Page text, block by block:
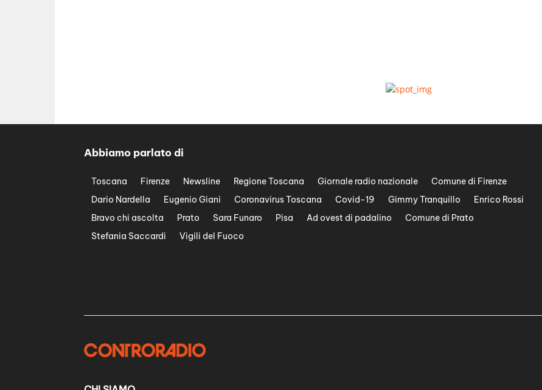
Abbiamo parlato di
Toscana Firenze Newsline Regione Toscana Giornale radio nazionale
Comune di Firenze
Dario Nardella
Eugenio Giani Coronavirus Toscana Covid-19 Gimmy Tranquillo
Enrico Rossi
Bravo chi ascolta
Prato Sara Funaro Pisa Ad ovest di padalino
Comune di Prato
Stefania Saccardi
Vigili del Fuoco